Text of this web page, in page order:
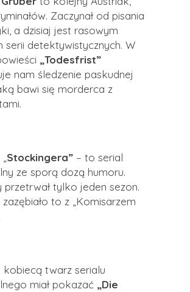
Zaczynał od pisania
a dzisiaj jest rasowym
serii detektywistycznych. W
„Todesfrist”
nam śledzenie paskudnej
bawi się morderca z
Stockingera” – to serial
ze sporą dozą humoru.
przetrwał tylko jeden sezon.
to z „Komisarzem
kobiecą twarz serialu
miał pokazać „Die